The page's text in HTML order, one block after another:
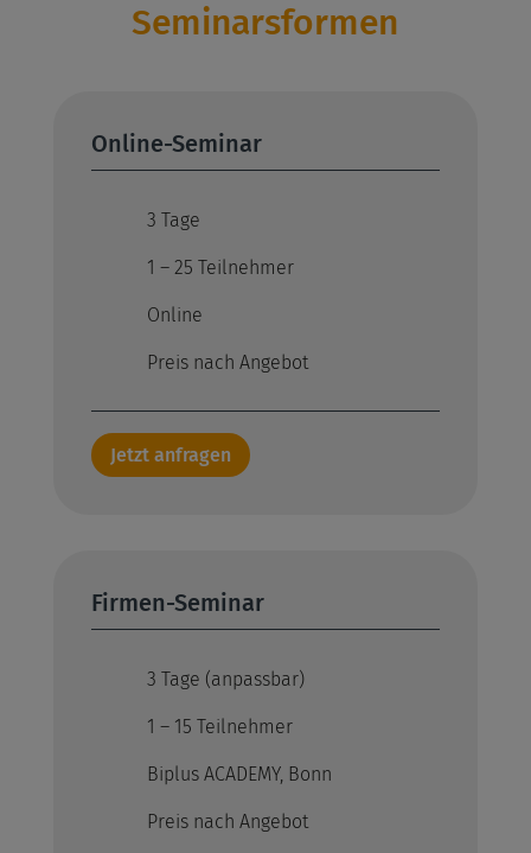
Seminarsformen
Online-Seminar
3 Tage
1 – 25 Teilnehmer
Online
Preis nach Angebot
Jetzt anfragen
Firmen-Seminar
3 Tage (anpassbar)
1 – 15 Teilnehmer
Biplus ACADEMY, Bonn
Preis nach Angebot